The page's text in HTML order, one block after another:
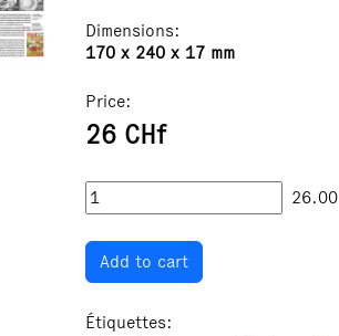
Dimensions:
170 x 240 x 17 mm
Price:
26 CHf
26.00
Add to cart
Étiquettes: